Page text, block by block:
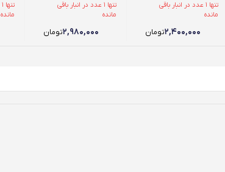
تنها 1 عدد در انبار باقی
مانده
۲,۴۰۰,۰۰۰تومان
تنها 1 عدد در انبار باقی
مانده
۲,۹۸۰,۰۰۰تومان
مانده